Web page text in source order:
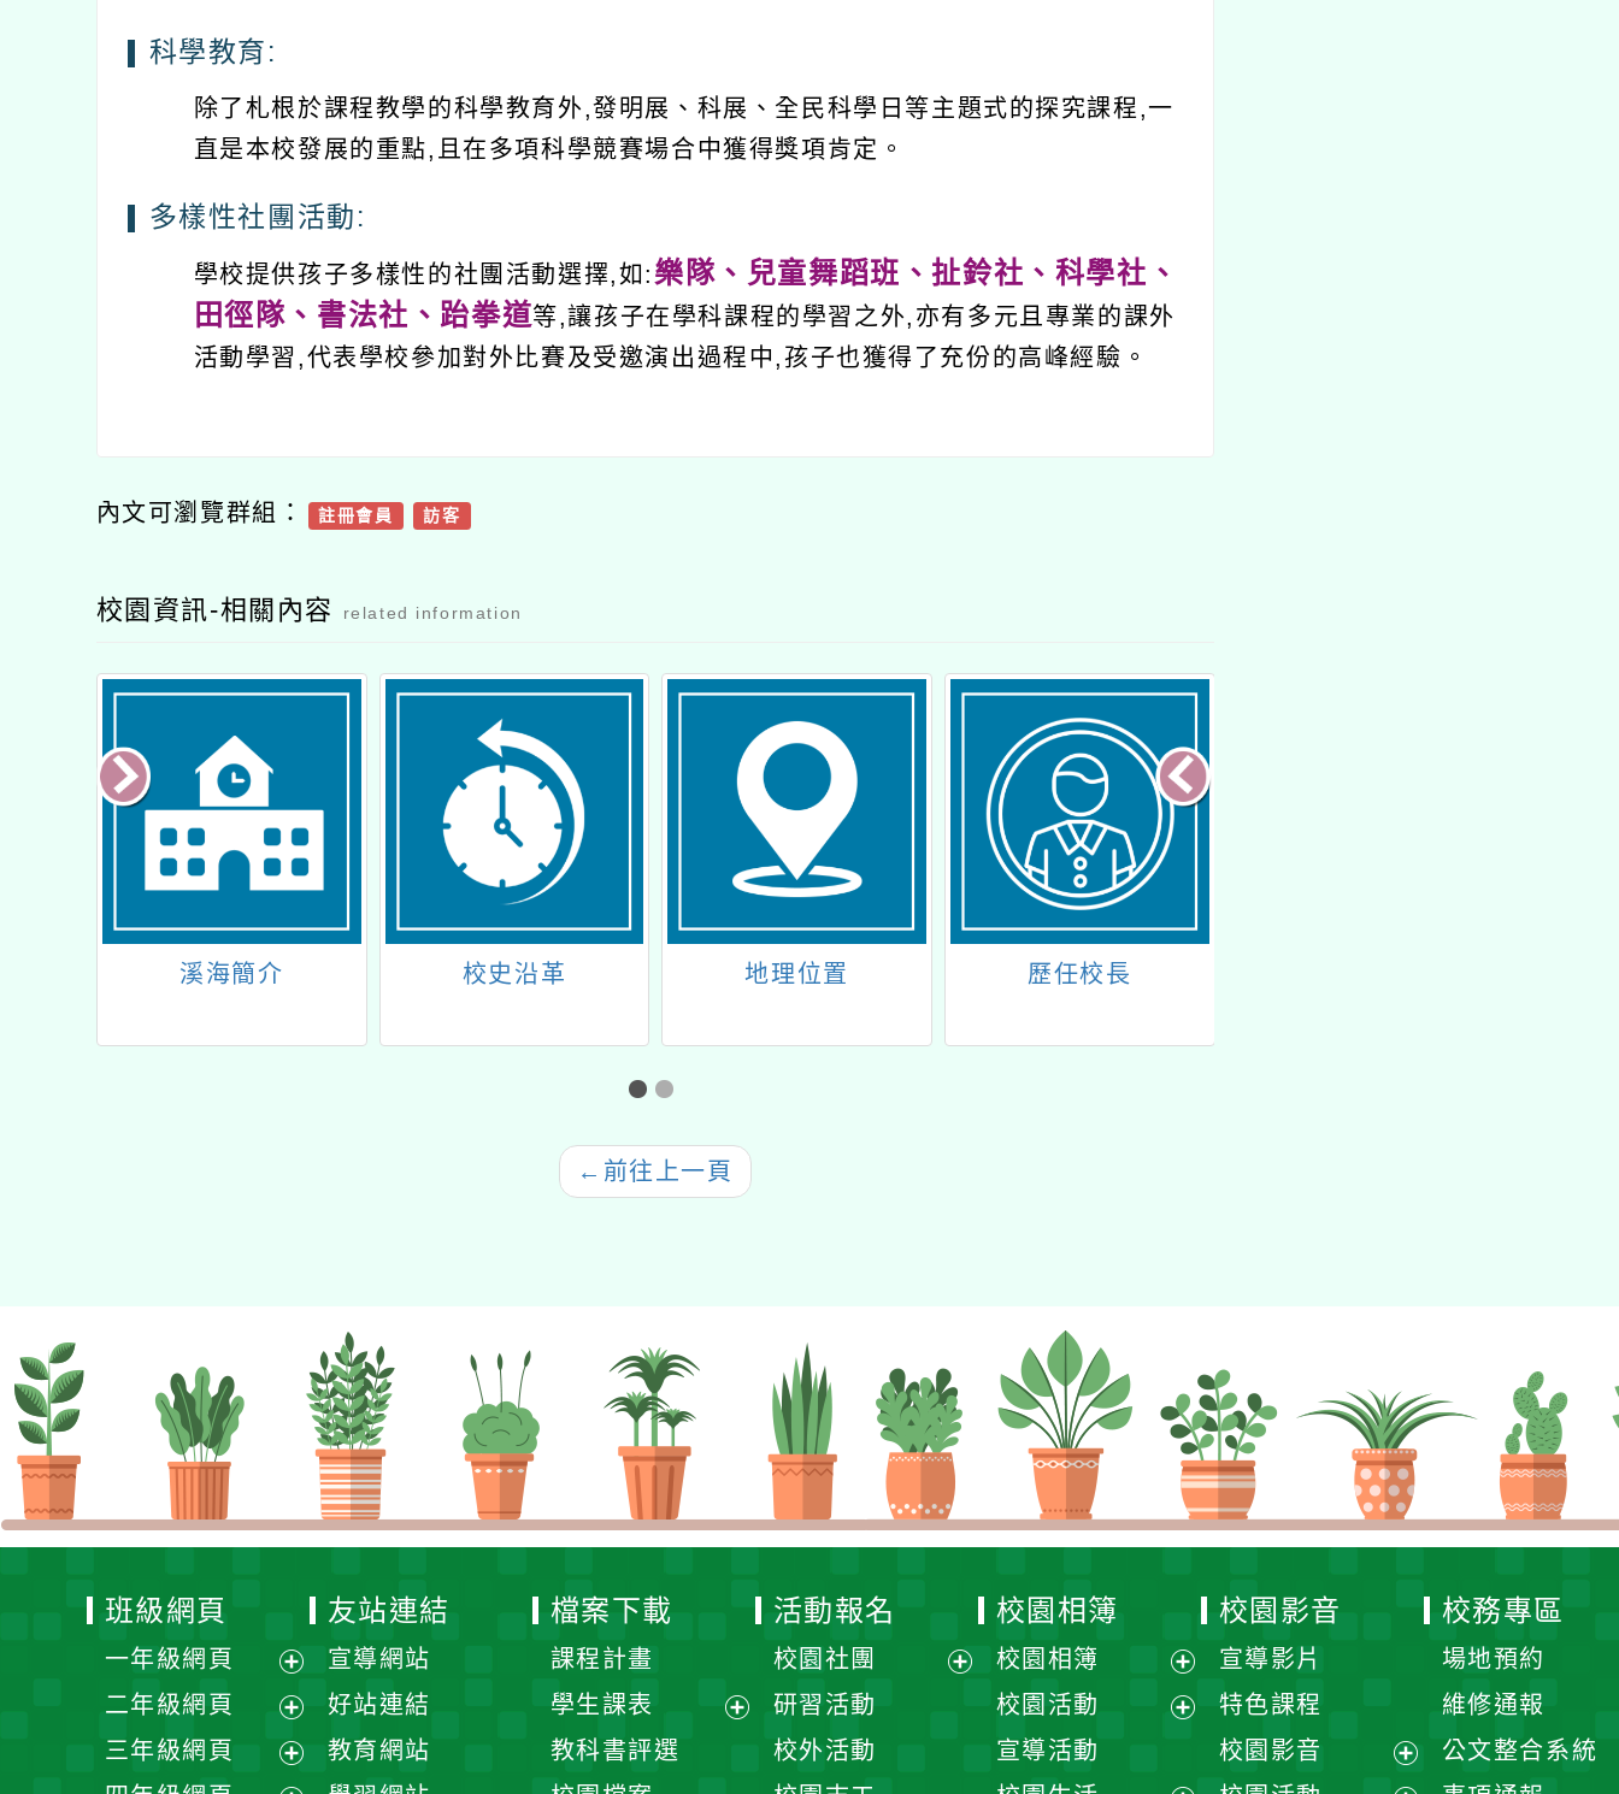
科學教育:
除了札根於課程教學的科學教育外,發明展、科展、全民科學日等主題式的探究課程,一
直是本校發展的重點,且在多項科學競賽場合中獲得獎項肯定。
多樣性社團活動:
學校提供孩子多樣性的社團活動選擇,如: 樂隊、兒童舞蹈班、扯鈴社、科學社、
田徑隊、書法社、跆拳道等,讓孩子在學科課程的學習之外,亦有多元且專業的課外
活動學習,代表學校參加對外比賽及受邀演出過程中,孩子也獲得了充份的高峰經驗。
內文可瀏覽群組： 註冊會員 訪客
校園資訊-相關內容 related information
溪海簡介 校史沿革 地理位置 歷任校長
← 前往上一頁
班級網頁
一年級網頁
展
選
二年級網頁
展
三年級網頁
展
友站連結
宣導網站
好站連結
教育網站
檔案下載
課程計畫
學生課表
教科書評選
活動報名
校園社團
研習活動
校外活動
校園相簿
校園相簿
展
校園活動
宣導活動
校園影音
宣導影片
特色課程
校園影音
展
校務專區
場地預約
維修通報
公文整合系統